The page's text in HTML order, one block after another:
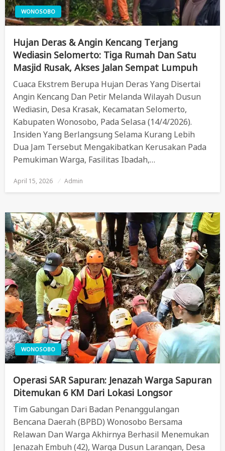
WONOSOBO
Hujan Deras & Angin Kencang Terjang
Wediasin Selomerto: Tiga Rumah Dan Satu
Masjid Rusak, Akses Jalan Sempat Lumpuh
Cuaca Ekstrem Berupa Hujan Deras Yang Disertai
Angin Kencang Dan Petir Melanda Wilayah Dusun
Wediasin, Desa Krasak, Kecamatan Selomerto,
Kabupaten Wonosobo, Pada Selasa (14/4/2026).
Insiden Yang Berlangsung Selama Kurang Lebih
Dua Jam Tersebut Mengakibatkan Kerusakan Pada
Pemukiman Warga, Fasilitas Ibadah,…
Posted
On
April 15, 2026 Admin
WONOSOBO
Operasi SAR Sapuran: Jenazah Warga Sapuran
Ditemukan 6 KM Dari Lokasi Longsor
Tim Gabungan Dari Badan Penanggulangan
Bencana Daerah (BPBD) Wonosobo Bersama
Relawan Dan Warga Akhirnya Berhasil Menemukan
Jenazah Embuh (42), Warga Dusun Larangan, Desa